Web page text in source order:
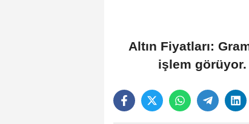
Altın Fiyatları:
işlem görüyor.